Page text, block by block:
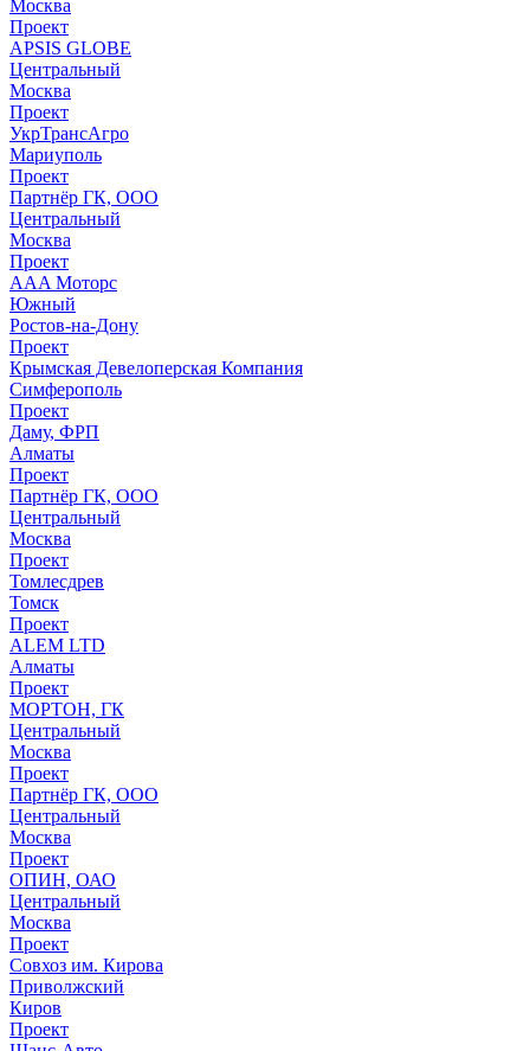
Москва
Проект
APSIS GLOBE
Центральный
Москва
Проект
УкрТрансАгро
Мариуполь
Проект
Партнёр ГК, ООО
Центральный
Москва
Проект
AAA Моторс
Южный
Ростов-на-Дону
Проект
Крымская Девелоперская Компания
Симферополь
Проект
Даму, ФРП
Алматы
Проект
Партнёр ГК, ООО
Центральный
Москва
Проект
Томлесдрев
Томск
Проект
ALEM LTD
Алматы
Проект
МОРТОН, ГК
Центральный
Москва
Проект
Партнёр ГК, ООО
Центральный
Москва
Проект
ОПИН, ОАО
Центральный
Москва
Проект
Совхоз им. Кирова
Приволжский
Киров
Проект